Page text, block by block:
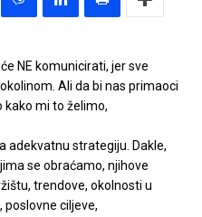
NE komunicirati, jer sve
Ali da bi nas primaoci
kako mi to želimo,
adekvatnu strategiju. Dakle,
se obraćamo, njihove
trendove, okolnosti u
ciljeve,